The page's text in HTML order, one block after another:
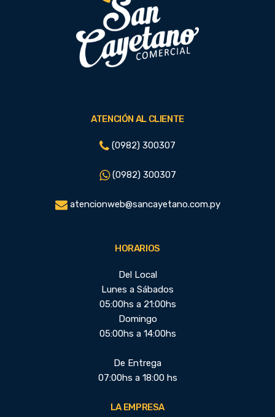
ATENCIÓN AL CLIENTE
(0982) 300307
(0982) 300307
atencionweb@sancayetano.com.py
HORARIOS
Del Local
Lunes a Sábados
05:00hs a 21:00hs
Domingo
05:00hs a 14:00hs
De Entrega
07:00hs a 18:00 hs
LA EMPRESA